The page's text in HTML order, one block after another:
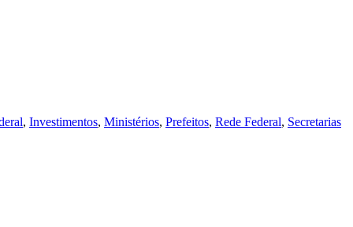
, Investimentos, Ministérios, Prefeitos, Rede Federal, Secretarias